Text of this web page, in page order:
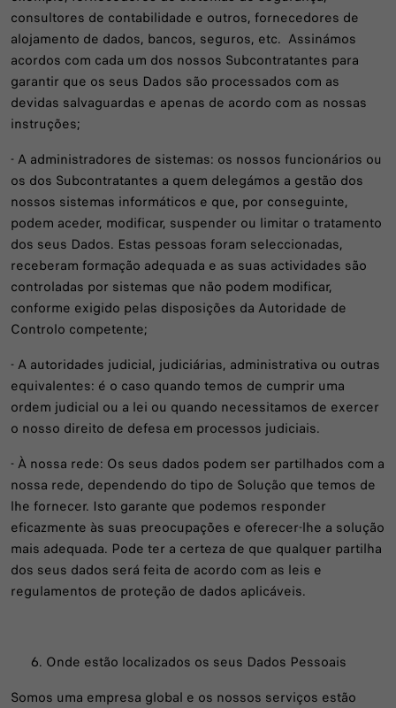
consultores de contabilidade e outros, fornecedores de
alojamento de dados, bancos, seguros, etc. Assinámos
acordos com cada um dos nossos Subcontratantes para
garantir que os seus Dados são processados com as
devidas salvaguardas e apenas de acordo com as nossas
instruções;
- A administradores de sistemas: os nossos funcionários ou
os dos Subcontratantes a quem delegámos a gestão dos
nossos sistemas informáticos e que, por conseguinte,
podem aceder, modificar, suspender ou limitar o tratamento
dos seus Dados. Estas pessoas foram seleccionadas,
receberam formação adequada e as suas actividades são
controladas por sistemas que não podem modificar,
conforme exigido pelas disposições da Autoridade de
Controlo competente;
- A autoridades judicial, judiciárias, administrativa ou outras
equivalentes: é o caso quando temos de cumprir uma
ordem judicial ou a lei ou quando necessitamos de exercer
o nosso direito de defesa em processos judiciais.
- À nossa rede: Os seus dados podem ser partilhados com a
nossa rede, dependendo do tipo de Solução que temos de
lhe fornecer. Isto garante que podemos responder
eficazmente às suas preocupações e oferecer-lhe a solução
mais adequada. Pode ter a certeza de que qualquer partilha
dos seus dados será feita de acordo com as leis e
regulamentos de proteção de dados aplicáveis.
Onde estão localizados os seus Dados Pessoais
Somos uma empresa global e os nossos serviços estão